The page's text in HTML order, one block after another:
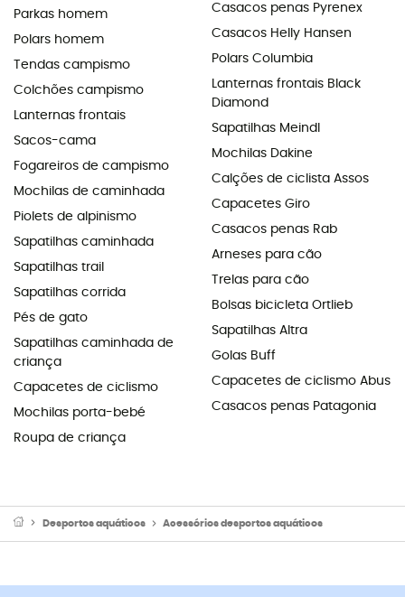
Parkas homem
Polars homem
Tendas campismo
Colchões campismo
Lanternas frontais
Sacos-cama
Fogareiros de campismo
Mochilas de caminhada
Piolets de alpinismo
Sapatilhas caminhada
Sapatilhas trail
Sapatilhas corrida
Pés de gato
Sapatilhas caminhada de
criança
Capacetes de ciclismo
Mochilas porta-bebé
Roupa de criança
Casacos penas Pyrenex
Casacos Helly Hansen
Polars Columbia
Lanternas frontais Black
Diamond
Sapatilhas Meindl
Mochilas Dakine
Calções de ciclista Assos
Capacetes Giro
Casacos penas Rab
Arneses para cão
Trelas para cão
Bolsas bicicleta Ortlieb
Sapatilhas Altra
Golas Buff
Capacetes de ciclismo Abus
Casacos penas Patagonia
Desportos aquáticos Acessórios desportos aquáticos